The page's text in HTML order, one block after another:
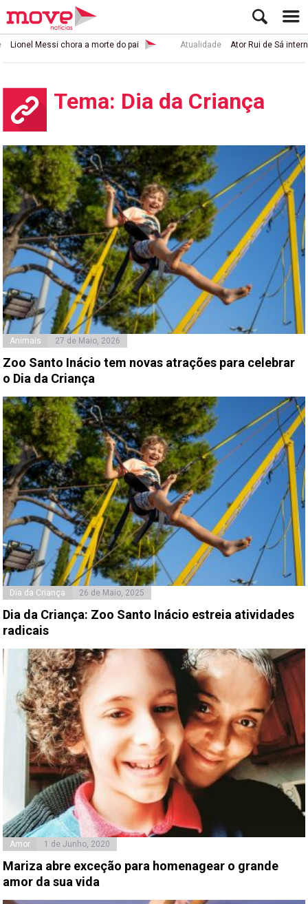
Messi chora a morte do pai Atualidade Ator Rui de Sá internado
Tema: Dia da Criança
Animais 27 de Maio, 2026
Zoo Santo Inácio tem novas atrações para celebrar
o Dia da Criança
Dia da Criança 26 de Maio, 2025
Dia da Criança: Zoo Santo Inácio estreia atividades
radicais
Amor 1 de Junho, 2020
Mariza abre exceção para homenagear o grande
amor da sua vida